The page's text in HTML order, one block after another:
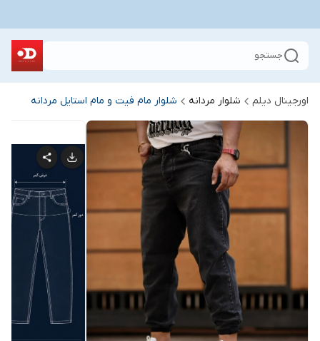
جستجو
اورجینال دیلم شلوار مردانه شلوار مام فیت و مام استایل مردانه